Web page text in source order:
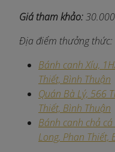
Giá tham khảo:
Địa điểm thưởng thức:
Bánh canh Xíu,
Thiết, Bình Thuận
Quán Bà Lý, 566
Thiết, Bình Thuận
Bánh canh chả cá
Long, Phan Thiết,